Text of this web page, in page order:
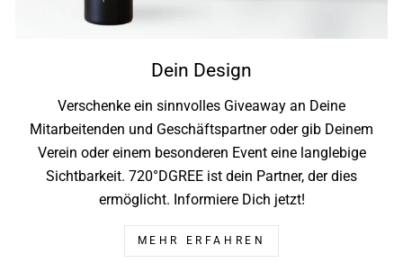
Dein Design
Verschenke ein sinnvolles Giveaway an Deine
Mitarbeitenden und Geschäftspartner oder gib Deinem
Verein oder einem besonderen Event eine langlebige
Sichtbarkeit. 720°DGREE ist dein Partner, der dies
ermöglicht. Informiere Dich jetzt!
MEHR ERFAHREN